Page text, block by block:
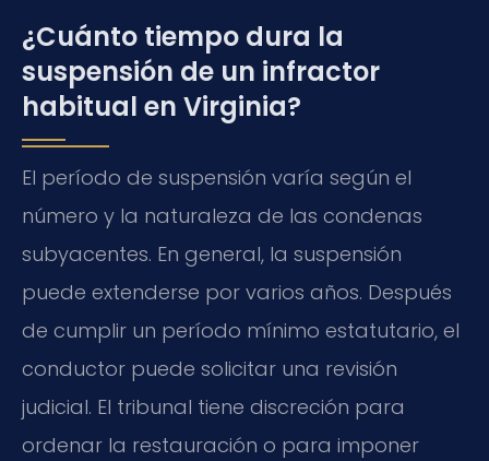
¿Cuánto tiempo dura la
suspensión de un infractor
habitual en Virginia?
El período de suspensión varía según el
número y la naturaleza de las condenas
subyacentes. En general, la suspensión
puede extenderse por varios años. Después
de cumplir un período mínimo estatutario, el
conductor puede solicitar una revisión
judicial. El tribunal tiene discreción para
ordenar la restauración o para imponer